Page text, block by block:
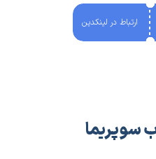
ارتباط در لینکدین
سوپریما